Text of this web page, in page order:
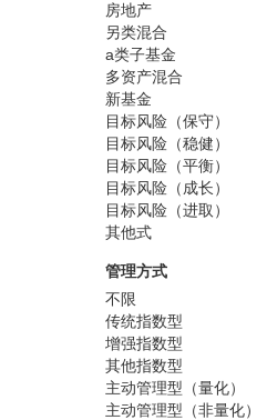
房地产
另类混合
a类子基金
多资产混合
新基金
目标风险（保守）
目标风险（稳健）
目标风险（平衡）
目标风险（成长）
目标风险（进取）
其他式
管理方式
不限
传统指数型
增强指数型
其他指数型
主动管理型（量化）
主动管理型（非量化）